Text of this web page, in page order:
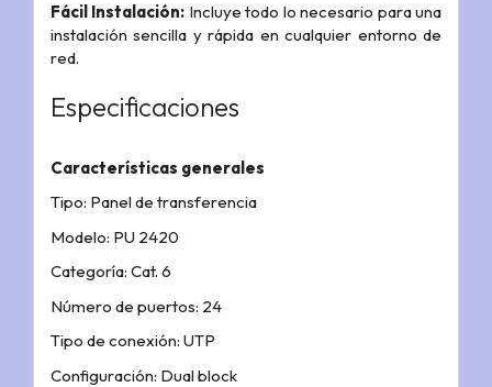
Fácil Instalación: Incluye todo lo necesario para una
instalación sencilla y rápida en cualquier entorno de
red.
Especificaciones
Características generales
Tipo: Panel de transferencia
Modelo: PU 2420
Categoría: Cat. 6
Número de puertos: 24
Tipo de conexión: UTP
Configuración: Dual block